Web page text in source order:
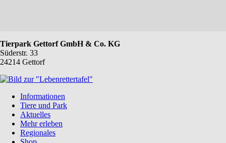
Tierpark Gettorf GmbH & Co. KG
Süderstr. 33
24214 Gettorf
Navigation
überspringen
Informationen
Tiere und Park
Aktuelles
Mehr erleben
Regionales